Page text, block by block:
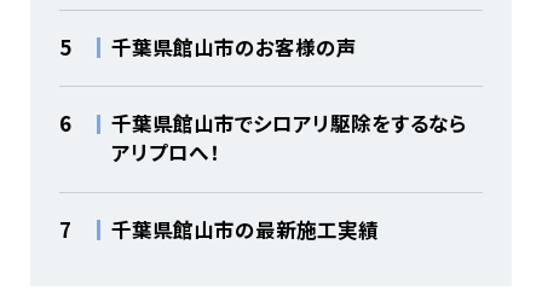
5 千葉県館山市のお客様の声
6
千葉県館山市でシロアリ駆除をするなら
アリプロへ！
7 千葉県館山市の最新施工実績